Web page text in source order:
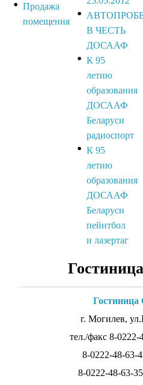
Продажа
помещения
В ЧЕСТЬ
ДОСААФ
К 95
летию
образования
ДОСААФ
Беларуси
радиоспорт
К 95
летию
образования
ДОСААФ
Беларуси
пейнтбол
и лазертаг
Гостиница
г. Могилев,
тел./факс 8-
8-0222-48-63-
8-0222-48-63-